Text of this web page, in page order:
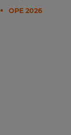
OPE 2026